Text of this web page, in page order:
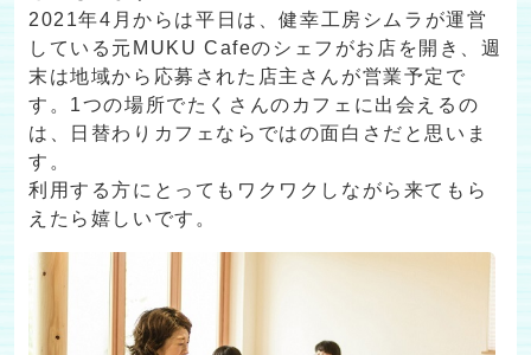
2021年4月からは平日は、健幸工房シムラが運営
している元MUKU Cafeのシェフがお店を開き、週
末は地域から応募された店主さんが営業予定で
す。1つの場所でたくさんのカフェに出会えるの
は、日替わりカフェならではの面白さだと思いま
す。
利用する方にとってもワクワクしながら来てもら
えたら嬉しいです。